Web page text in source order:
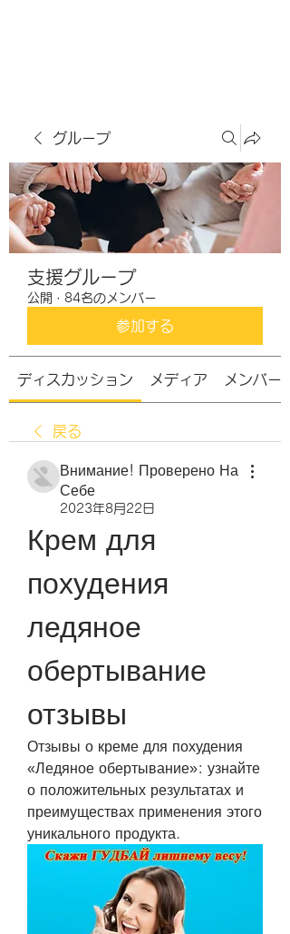
グループ
支援グループ
公開 · 84名のメンバー
参加する
ディスカッション メディア メンバー
戻る
Внимание! Проверено На
Себе
2023年8月22日
Крем для
похудения
ледяное
обертывание
отзывы
Отзывы о креме для похудения
«Ледяное обертывание»: узнайте
о положительных результатах и
преимуществах применения этого
уникального продукта.